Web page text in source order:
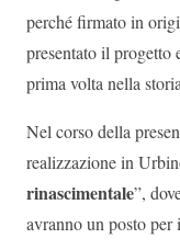
perché firmato in
presentato il progetto
prima volta nella
Nel corso della
realizzazione in
rinascimentale”,
avranno un posto per